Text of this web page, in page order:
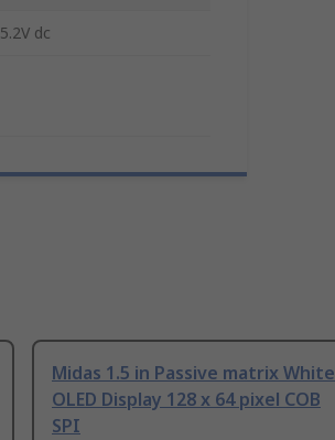
5.2V dc
Midas 1.5 in Passive matrix White
OLED Display 128 x 64 pixel COB
SPI